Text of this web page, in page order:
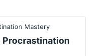
Procrastination